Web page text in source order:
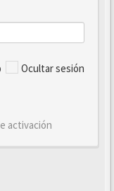
Ocultar sesión
activación